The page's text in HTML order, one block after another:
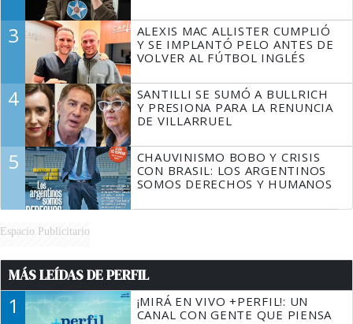
3
ALEXIS MAC ALLISTER CUMPLIÓ
Y SE IMPLANTÓ PELO ANTES DE
VOLVER AL FÚTBOL INGLÉS
4
SANTILLI SE SUMÓ A BULLRICH
Y PRESIONA PARA LA RENUNCIA
DE VILLARRUEL
5
CHAUVINISMO BOBO Y CRISIS
CON BRASIL: LOS ARGENTINOS
SOMOS DERECHOS Y HUMANOS
Espacio Publicitario
MÁS LEÍDAS DE PERFIL
1
¡MIRÁ EN VIVO +PERFIL!: UN
CANAL CON GENTE QUE PIENSA